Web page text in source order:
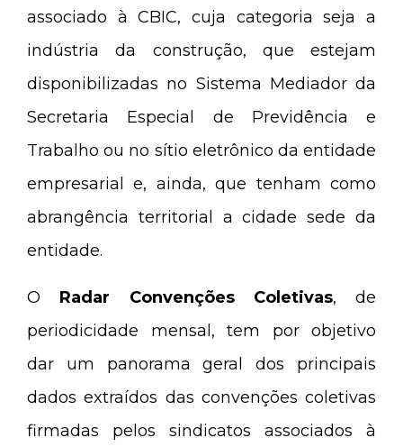
associado à CBIC, cuja categoria seja a
indústria da construção, que estejam
disponibilizadas no Sistema Mediador da
Secretaria Especial de Previdência e
Trabalho ou no sítio eletrônico da entidade
empresarial e, ainda, que tenham como
abrangência territorial a cidade sede da
entidade.
O Radar Convenções Coletivas, de
periodicidade mensal, tem por objetivo
dar um panorama geral dos principais
dados extraídos das convenções coletivas
firmadas pelos sindicatos associados à